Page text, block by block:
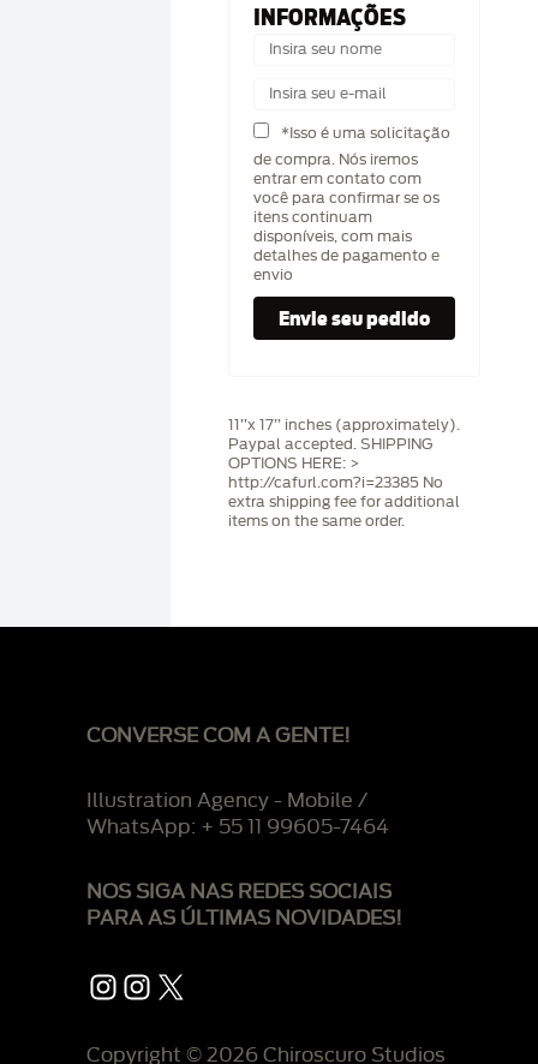
INFORMAÇÕES
*Isso é uma solicitação
de compra. Nós iremos
entrar em contato com
você para confirmar se os
itens continuam
disponíveis, com mais
detalhes de pagamento e
envio
11’’x 17’’ inches (approximately).
Paypal accepted. SHIPPING
OPTIONS HERE: >
http://cafurl.com?i=23385 No
extra shipping fee for additional
items on the same order.
CONVERSE COM A GENTE!
Illustration Agency - Mobile /
WhatsApp: + 55 11 99605-7464
NOS SIGA NAS REDES SOCIAIS
PARA AS ÚLTIMAS NOVIDADES!
Instagram
Instagram
X
Copyright © 2026 Chiroscuro Studios